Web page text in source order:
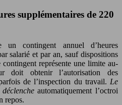
supplémentaires de 220
contingent annuel d’heures
salarié et par an, sauf dispositions
représente une limite au-
doit obtenir l’autorisation des
de l’inspection du travail. Le
déclencheautomatiquement l’octroi
repos.